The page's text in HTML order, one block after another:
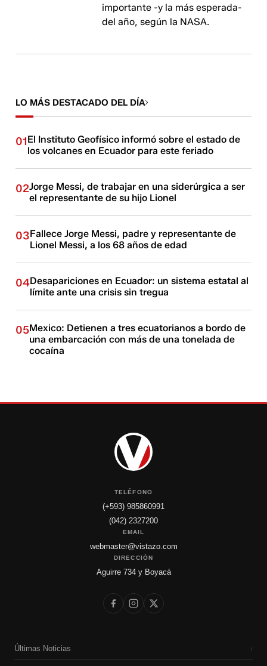
importante -y la más esperada-
del año, según la NASA.
LO MÁS DESTACADO DEL DÍA
01El Instituto Geofísico informó sobre el estado de
los volcanes en Ecuador para este feriado
02Jorge Messi, de trabajar en una siderúrgica a ser
el representante de su hijo Lionel
03Fallece Jorge Messi, padre y representante de
Lionel Messi, a los 68 años de edad
04Desapariciones en Ecuador: un sistema estatal al
límite ante una crisis sin tregua
05Mexico: Detienen a tres ecuatorianos a bordo de
una embarcación con más de una tonelada de
cocaína
TELÉFONO
(+593) 985860991
(042) 2327200
EMAIL
webmaster@vistazo.com
DIRECCIÓN
Aguirre 734 y Boyacá
Últimas Noticias ›